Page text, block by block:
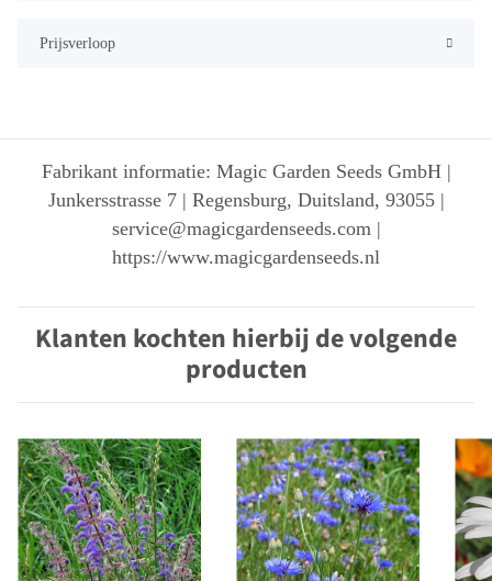
Prijsverloop
Fabrikant informatie: Magic Garden Seeds GmbH |
Junkersstrasse 7 | Regensburg, Duitsland, 93055 |
service@magicgardenseeds.com |
https://www.magicgardenseeds.nl
Klanten kochten hierbij de volgende
producten